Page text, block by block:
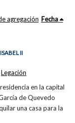
agregación Fecha
II
en la capital
de Quevedo
una casa para la
Legación